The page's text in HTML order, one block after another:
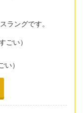
ラングです。
い）
）